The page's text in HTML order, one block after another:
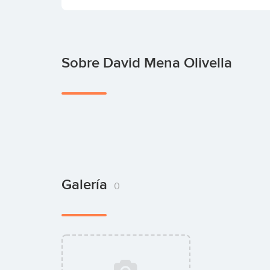
Sobre David Mena Olivella
Galería 0